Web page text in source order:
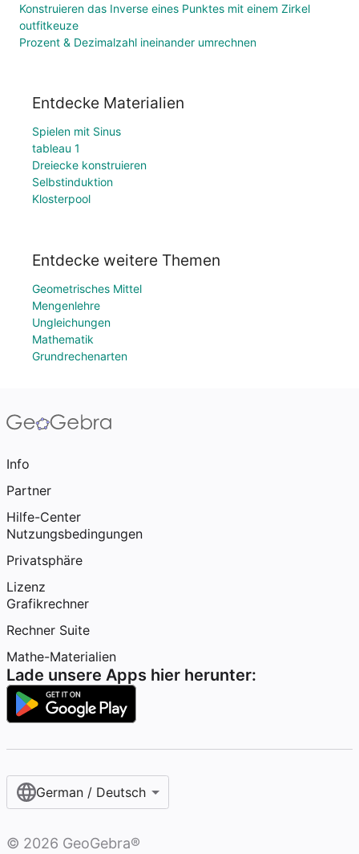
Konstruieren das Inverse eines Punktes mit einem Zirkel
outfitkeuze
Prozent & Dezimalzahl ineinander umrechnen
Entdecke Materialien
Spielen mit Sinus
tableau 1
Dreiecke konstruieren
Selbstinduktion
Klosterpool
Entdecke weitere Themen
Geometrisches Mittel
Mengenlehre
Ungleichungen
Mathematik
Grundrechenarten
Info
Partner
Hilfe-Center
Nutzungsbedingungen
Privatsphäre
Lizenz
Grafikrechner
Rechner Suite
Mathe-Materialien
Lade unsere Apps hier herunter:
German / Deutsch
© 2026 GeoGebra®